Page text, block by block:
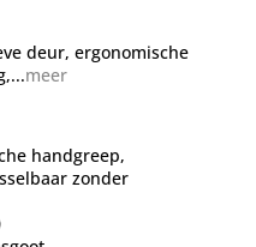
deur, ergonomische
meer
handgreep,
zonder